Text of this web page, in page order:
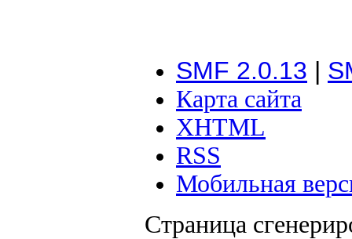
SMF 2.0.13 |
Карта сайта
XHTML
RSS
Мобильная
Страница